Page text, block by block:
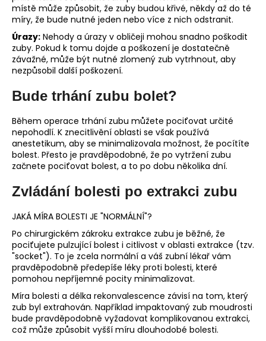
místě může způsobit, že zuby budou křivé, někdy až do té
míry, že bude nutné jeden nebo více z nich odstranit.
Úrazy: Nehody a úrazy v obličeji mohou snadno poškodit
zuby. Pokud k tomu dojde a poškození je dostatečně
závažné, může být nutné zlomený zub vytrhnout, aby
nezpůsobil další poškození.
Bude trhání zubu bolet?
Během operace trhání zubu můžete pociťovat určité
nepohodlí. K znecitlivění oblasti se však používá
anestetikum, aby se minimalizovala možnost, že pocítíte
bolest. Přesto je pravděpodobné, že po vytržení zubu
začnete pociťovat bolest, a to po dobu několika dní.
Zvládání bolesti po extrakci zubu
JAKÁ MÍRA BOLESTI JE "NORMÁLNÍ"?
Po chirurgickém zákroku extrakce zubu je běžné, že
pociťujete pulzující bolest i citlivost v oblasti extrakce (tzv.
"socket"). To je zcela normální a váš zubní lékař vám
pravděpodobně předepíše léky proti bolesti, které
pomohou nepříjemné pocity minimalizovat.
Míra bolesti a délka rekonvalescence závisí na tom, který
zub byl extrahován. Například impaktovaný zub moudrosti
bude pravděpodobně vyžadovat komplikovanou extrakci,
což může způsobit vyšší míru dlouhodobé bolesti.